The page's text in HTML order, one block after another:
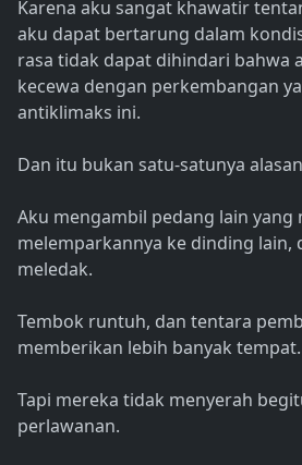
Karena aku sangat khawatir
aku dapat bertarung dalam
rasa tidak dapat dihindari bahwa
kecewa dengan perkembangan
antiklimaks ini.
Dan itu bukan satu-satunya
Aku mengambil pedang lain yang
melemparkannya ke dinding lain,
meledak.
Tembok runtuh, dan tentara
memberikan lebih banyak tempat.
Tapi mereka tidak menyerah
perlawanan.